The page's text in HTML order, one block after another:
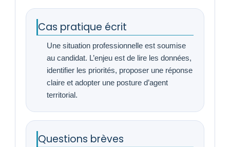
Cas pratique écrit
Une situation professionnelle est soumise
au candidat. L’enjeu est de lire les données,
identifier les priorités, proposer une réponse
claire et adopter une posture d’agent
territorial.
Questions brèves